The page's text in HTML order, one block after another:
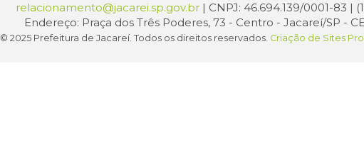
relacionamento@jacarei.sp.gov.br | CNPJ: 46.694.139/0001-83 |
Endereço: Praça dos Três Poderes, 73 - Centro - Jacareí/SP -
© 2025 Prefeitura de Jacareí. Todos os direitos reservados. Criação de Sites